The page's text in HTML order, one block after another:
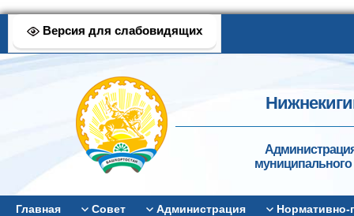
Версия для слабовидящих
муниципального
Главная Совет Администрация